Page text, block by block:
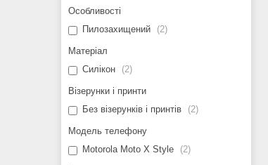
Особливості
Пилозахищений
2
Матеріал
Силікон
2
Візерунки і принти
Без візерунків і принтів
2
Модель телефону
Motorola Moto X Style
2